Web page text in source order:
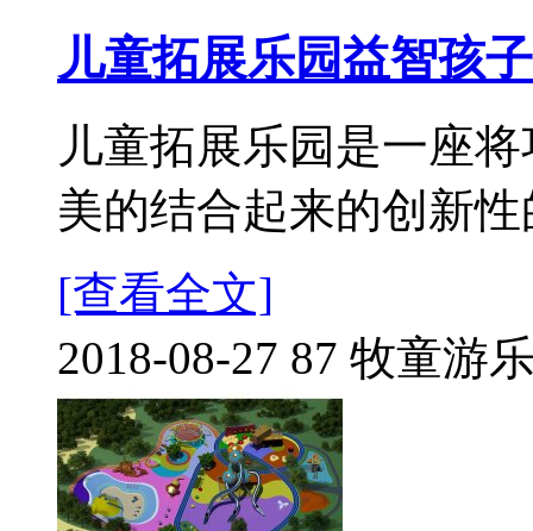
儿童拓展乐园益智孩子
儿童拓展乐园是一座
美的结合起来的创新
[查看全文]
2018-08-27 87 牧童游